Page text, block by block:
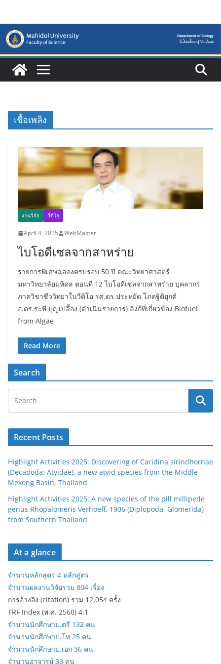
content
เชื้อเพลิง
งานวิจัย วีดิโอ
April 4, 2015 WebMaster
ไบโอดีเซลจากสาหร่าย
รายการพิเศษฉลองครบรอบ 50 ปี คณะวิทยาศาสตร์
มหาวิทยาลัยมหิดล ตอนที่ 12 ไบโอดีเซลจากสาหร่าย บุคลากร
ภาควิชาชีววิทยาในวีดิโอ รศ.ดร.ประหยัด โภคฐิติยุกต์
อ.ดร.ระพี บุญเปลื้อง (ดำเนินรายการ) ลิงก์ที่เกี่ยวข้อง Biofuel
from Algae
Read More
Search
Recent Posts
Highlight Activities 2025: Discovering of Caridina sirindhornae
(Decapoda: Atyidae), a new atyid species from the Middle
Mekong Basin, Thailand
Highlight Activities 2025: A new species of the pill millipede
genus Rhopalomeris Verhoeff, 1906 (Diplopoda, Glomerida)
from Southern Thailand
At a glance
จำนวนหลักสูตร 4 หลักสูตร
จำนวนผลงานวิจัยรวม 804 เรื่อง
การอ้างอิง (citation) รวม 12,054 ครั้ง
TRF Index (พ.ศ. 2560) 4.1
จำนวนนักศึกษาป.ตรี 132 คน
จำนวนนักศึกษาป.โท 25 คน
จำนวนนักศึกษาป.เอก 36 คน
จำนวนอาจารย์ 33 คน